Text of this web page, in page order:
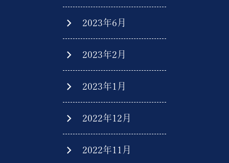
2023年6月
2023年2月
2023年1月
2022年12月
2022年11月